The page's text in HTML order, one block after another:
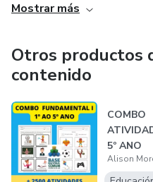
Mostrar más
Otros productos
contenido
COMBO
5º ANO
Alison